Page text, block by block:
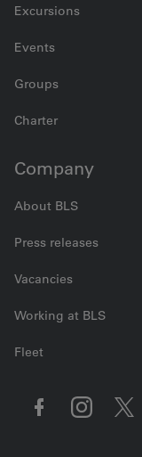
Excursions
Events
Groups
Charter
Company
About BLS
Press releases
Vacancies
Working at BLS
Fleet